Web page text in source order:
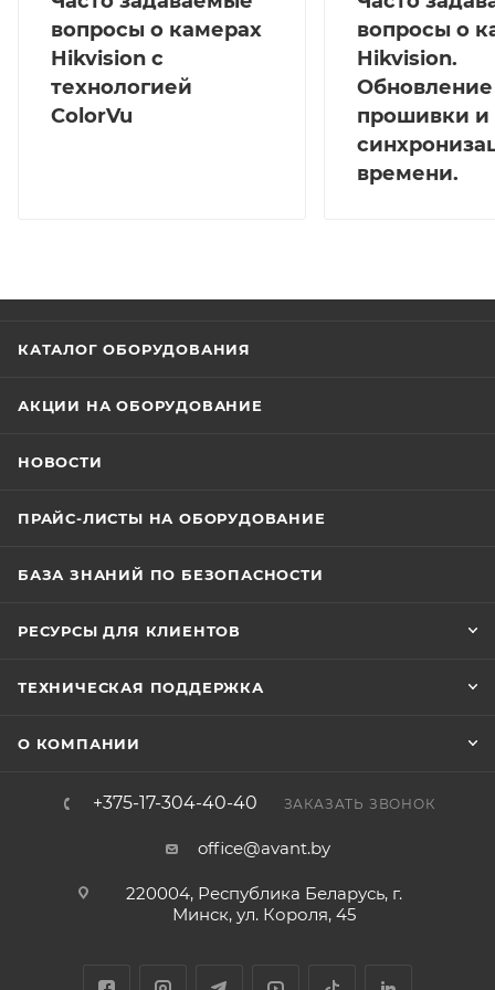
вопросы о камерах
Hikvision с
технологией
ColorVu
вопросы о
Hikvision.
Обновление
прошивки и
времени.
КАТАЛОГ ОБОРУДОВАНИЯ
АКЦИИ НА ОБОРУДОВАНИЕ
НОВОСТИ
ПРАЙС-ЛИСТЫ НА ОБОРУДОВАНИЕ
БАЗА ЗНАНИЙ ПО БЕЗОПАСНОСТИ
РЕСУРСЫ ДЛЯ КЛИЕНТОВ
ТЕХНИЧЕСКАЯ ПОДДЕРЖКА
О КОМПАНИИ
+375-17-304-40-40 ЗАКАЗАТЬ ЗВОНОК
office@avant.by
220004, Республика Беларусь, г.
Минск, ул. Короля, 45